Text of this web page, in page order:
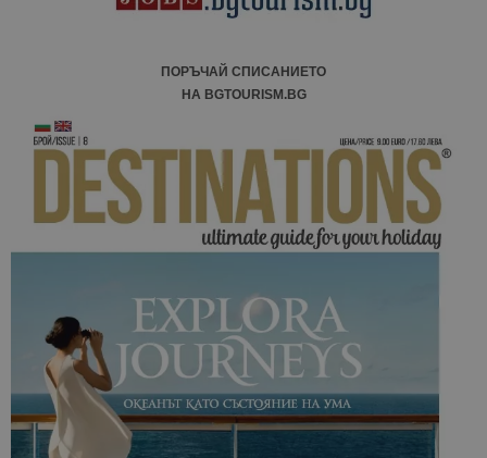
ПОРЪЧАЙ СПИСАНИЕТО
НА BGTOURISM.BG